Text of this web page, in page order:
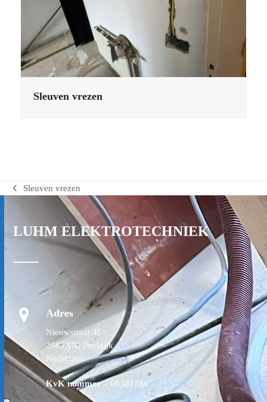
Sleuven vrezen
previous
Sleuven vrezen
LUHM ELEKTROTECHNIEK
Adres
Nieuwstraat 45
2685XN, Poeldijk
Nederland
KvK nummer– 68381786